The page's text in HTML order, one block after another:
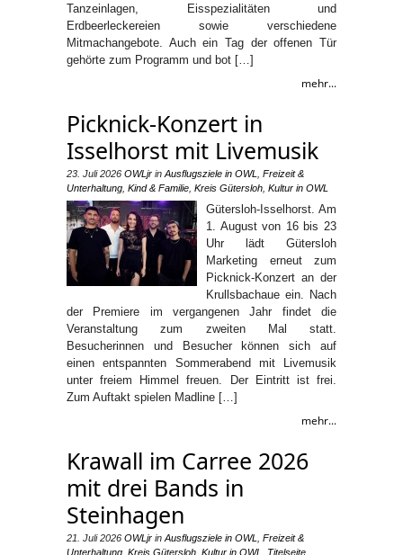
Tanzeinlagen, Eisspezialitäten und
Erdbeerleckereien sowie verschiedene
Mitmachangebote. Auch ein Tag der offenen Tür
gehörte zum Programm und bot […]
mehr...
Picknick-Konzert in
Isselhorst mit Livemusik
23. Juli 2026 OWLjr in Ausflugsziele in OWL
Freizeit &
Unterhaltung Kind & Familie Kreis Gütersloh Kultur in OWL
Gütersloh-Isselhorst. Am
1. August von 16 bis 23
Uhr lädt Gütersloh
Marketing erneut zum
Picknick-Konzert an der
Krullsbachaue ein. Nach
der Premiere im vergangenen Jahr findet die
Veranstaltung zum zweiten Mal statt.
Besucherinnen und Besucher können sich auf
einen entspannten Sommerabend mit Livemusik
unter freiem Himmel freuen. Der Eintritt ist frei.
Zum Auftakt spielen Madline […]
mehr...
Krawall im Carree 2026
mit drei Bands in
Steinhagen
21. Juli 2026 OWLjr in Ausflugsziele in OWL
Freizeit &
Unterhaltung Kreis Gütersloh Kultur in OWL Titelseite